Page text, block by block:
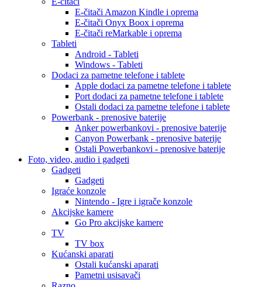
E-čitači Amazon Kindle i oprema
E-čitači Onyx Boox i oprema
E-čitači reMarkable i oprema
Tableti
Android - Tableti
Windows - Tableti
Dodaci za pametne telefone i tablete
Apple dodaci za pametne telefone i tablete
Port dodaci za pametne telefone i tablete
Ostali dodaci za pametne telefone i tablete
Powerbank - prenosive baterije
Anker powerbankovi - prenosive baterije
Canyon Powerbank - prenosive baterije
Ostali Powerbankovi - prenosive baterije
Foto, video, audio i gadgeti
Gadgeti
Gadgeti
Igraće konzole
Nintendo - Igre i igrače konzole
Akcijske kamere
Go Pro akcijske kamere
TV
TV box
Kućanski aparati
Ostali kućanski aparati
Pametni usisavači